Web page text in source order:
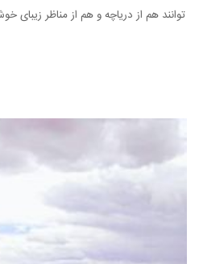
توانند هم از دریاچه و هم از مناظر زیبای